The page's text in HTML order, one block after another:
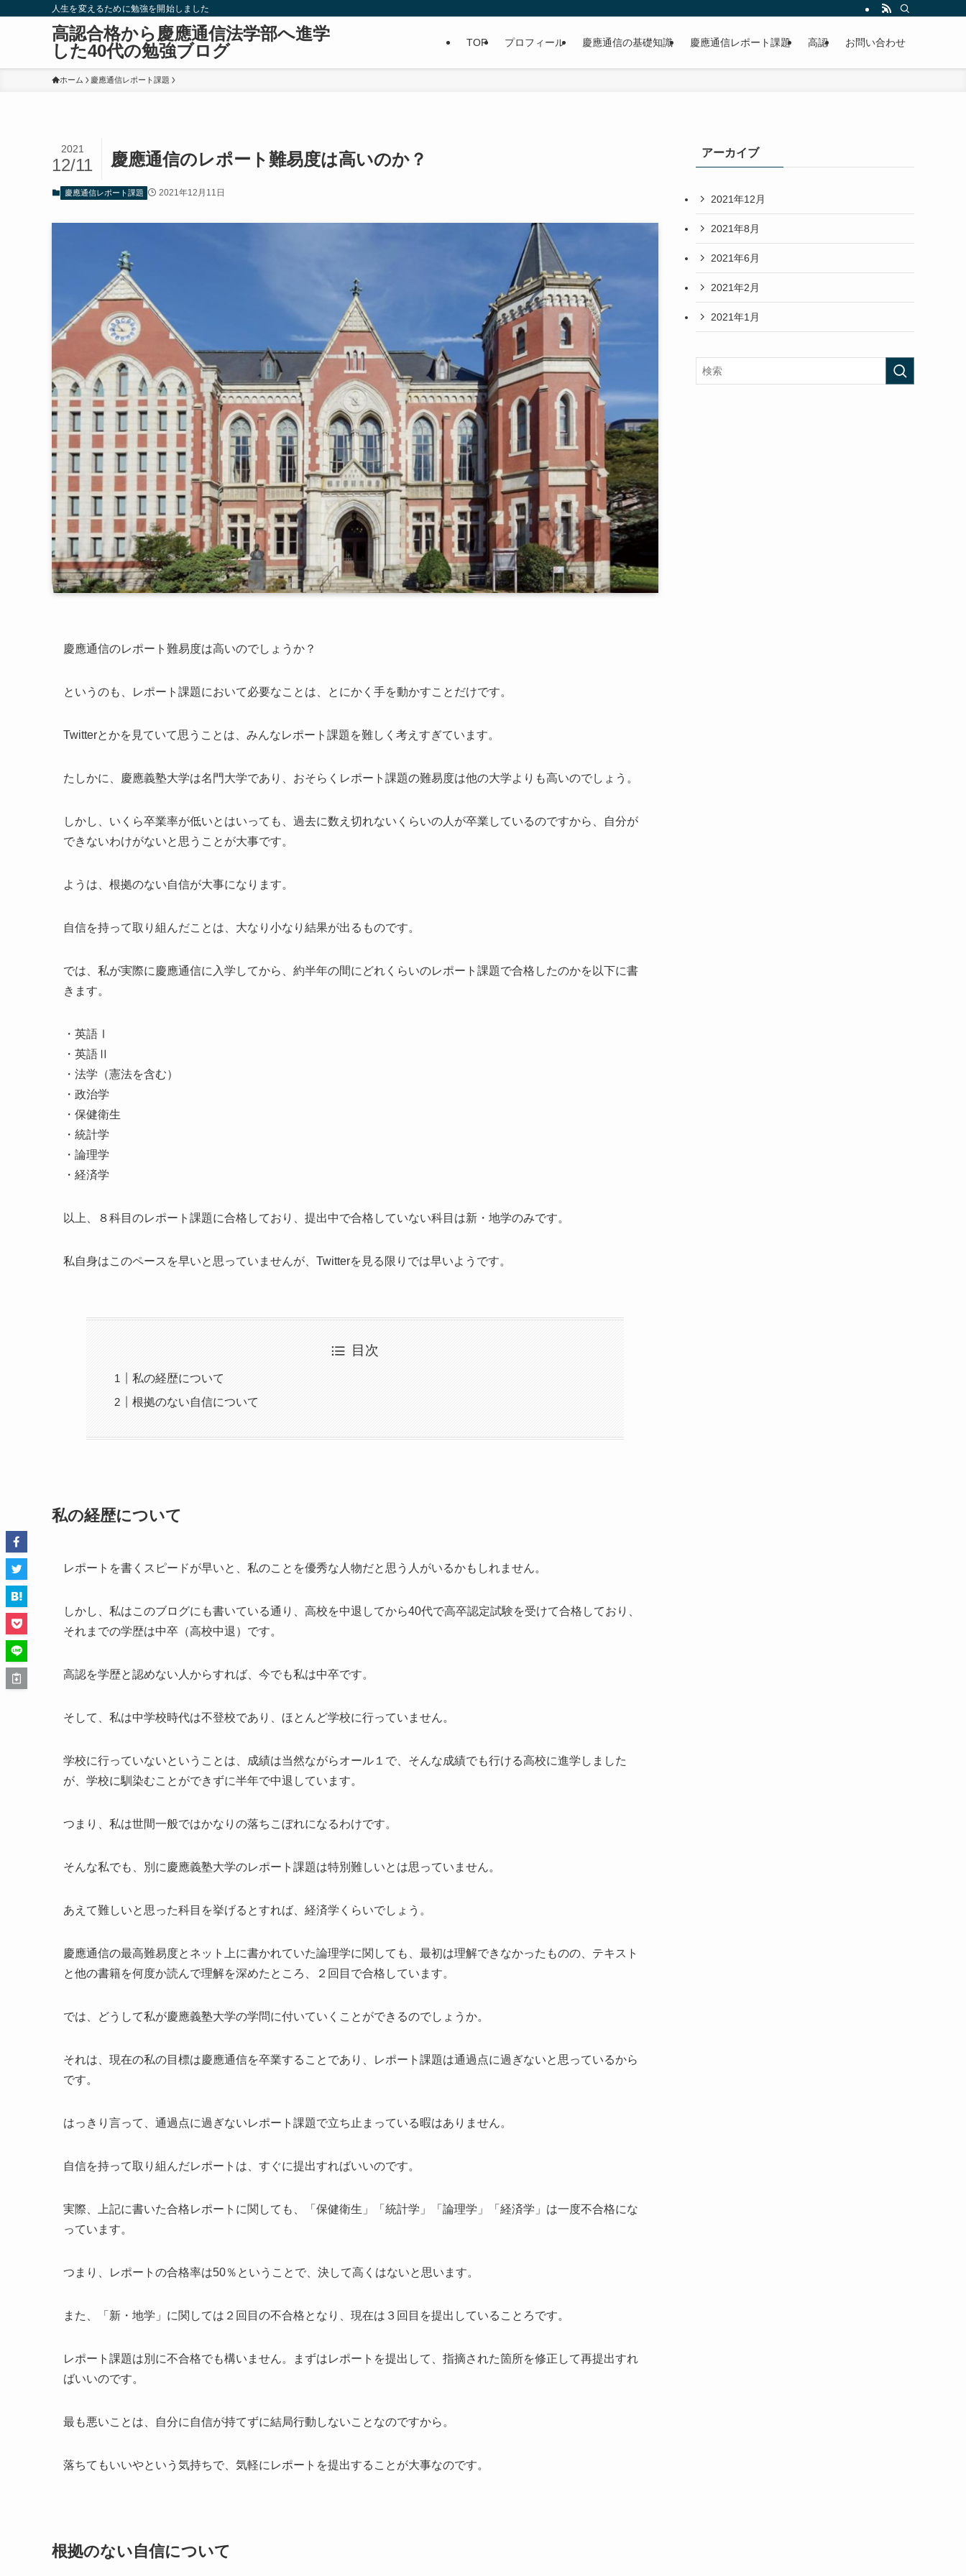
人生を変えるために勉強を開始しました
高認合格から慶應通信法学部へ進学
した40代の勉強ブログ
TOP プロフィール 慶應通信の基礎知識 慶應通信レポート課題 高認 お問い合わせ
ホーム 慶應通信レポート課題
慶應通信のレポート難易度は高いのか？
2021
12/11
慶應通信レポート課題 2021年12月11日
慶應通信のレポート難易度は高いのでしょうか？
というのも、レポート課題において必要なことは、とにかく手を動かすことだけです。
Twitterとかを見ていて思うことは、みんなレポート課題を難しく考えすぎています。
たしかに、慶應義塾大学は名門大学であり、おそらくレポート課題の難易度は他の大学よりも高いのでしょう。
しかし、いくら卒業率が低いとはいっても、過去に数え切れないくらいの人が卒業しているのですから、自分が
できないわけがないと思うことが大事です。
ようは、根拠のない自信が大事になります。
自信を持って取り組んだことは、大なり小なり結果が出るものです。
では、私が実際に慶應通信に入学してから、約半年の間にどれくらいのレポート課題で合格したのかを以下に書
きます。
・英語Ⅰ
・英語Ⅱ
・法学（憲法を含む）
・政治学
・保健衛生
・統計学
・論理学
・経済学
以上、８科目のレポート課題に合格しており、提出中で合格していない科目は新・地学のみです。
私自身はこのペースを早いと思っていませんが、Twitterを見る限りでは早いようです。
目次
私の経歴について
根拠のない自信について
私の経歴について
レポートを書くスピードが早いと、私のことを優秀な人物だと思う人がいるかもしれません。
しかし、私はこのブログにも書いている通り、高校を中退してから40代で高卒認定試験を受けて合格しており、
それまでの学歴は中卒（高校中退）です。
高認を学歴と認めない人からすれば、今でも私は中卒です。
そして、私は中学校時代は不登校であり、ほとんど学校に行っていません。
学校に行っていないということは、成績は当然ながらオール１で、そんな成績でも行ける高校に進学しました
が、学校に馴染むことができずに半年で中退しています。
つまり、私は世間一般ではかなりの落ちこぼれになるわけです。
そんな私でも、別に慶應義塾大学のレポート課題は特別難しいとは思っていません。
あえて難しいと思った科目を挙げるとすれば、経済学くらいでしょう。
慶應通信の最高難易度とネット上に書かれていた論理学に関しても、最初は理解できなかったものの、テキスト
と他の書籍を何度か読んで理解を深めたところ、２回目で合格しています。
では、どうして私が慶應義塾大学の学問に付いていくことができるのでしょうか。
それは、現在の私の目標は慶應通信を卒業することであり、レポート課題は通過点に過ぎないと思っているから
です。
はっきり言って、通過点に過ぎないレポート課題で立ち止まっている暇はありません。
自信を持って取り組んだレポートは、すぐに提出すればいいのです。
実際、上記に書いた合格レポートに関しても、「保健衛生」「統計学」「論理学」「経済学」は一度不合格にな
っています。
つまり、レポートの合格率は50％ということで、決して高くはないと思います。
また、「新・地学」に関しては２回目の不合格となり、現在は３回目を提出していることろです。
レポート課題は別に不合格でも構いません。まずはレポートを提出して、指摘された箇所を修正して再提出すれ
ばいいのです。
最も悪いことは、自分に自信が持てずに結局行動しないことなのですから。
落ちてもいいやという気持ちで、気軽にレポートを提出することが大事なのです。
根拠のない自信について
アーカイブ
2021年12月
2021年8月
2021年6月
2021年2月
2021年1月